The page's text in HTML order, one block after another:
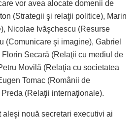
vor avea alocate domenii de
(Strategii şi relaţii politice), Marin
Nicolae Ivăşchescu (Resurse
(Comunicare şi imagine), Gabriel
Florin Secară (Relaţii cu mediul de
Movilă (Relaţia cu societatea
Tomac (Românii de
(Relaţii internaţionale).
aleşi nouă secretari executivi ai